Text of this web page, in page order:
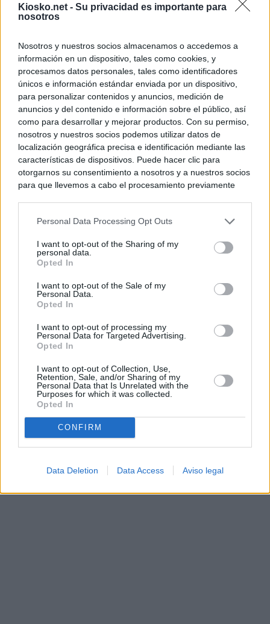
Kiosko.net - Su privacidad es importante para
nosotros
Nosotros y nuestros socios almacenamos o accedemos a
información en un dispositivo, tales como cookies, y
procesamos datos personales, tales como identificadores
únicos e información estándar enviada por un dispositivo,
para personalizar contenidos y anuncios, medición de
anuncios y del contenido e información sobre el público, así
como para desarrollar y mejorar productos. Con su permiso,
nosotros y nuestros socios podemos utilizar datos de
localización geográfica precisa e identificación mediante las
características de dispositivos. Puede hacer clic para
otorgarnos su consentimiento a nosotros y a nuestros socios
para que llevemos a cabo el procesamiento previamente
negar su consentimiento. Tenga en cuenta que algún
de su consentimiento, pero usted tiene el derecho de
rechazar tal procesamiento. Sus preferencias se aplicarán
cualquier momento entrando de nuevo en este sitio web o
visitando nuestra política de privacidad.
Personal Data Processing Opt Outs
I want to opt-out of the Sharing of my
personal data.
Opted In
I want to opt-out of the Sale of my
Personal Data.
Opted In
I want to opt-out of processing my
Personal Data for Targeted Advertising.
Opted In
I want to opt-out of Collection, Use,
Retention, Sale, and/or Sharing of my
Personal Data that Is Unrelated with the
Purposes for which it was collected.
Opted In
CONFIRM
Data Deletion Data Access Aviso legal